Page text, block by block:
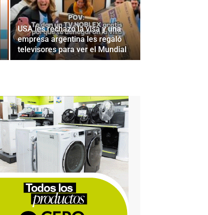
USA les rechazó la visa y una
empresa argentina les regaló
televisores para ver el Mundial